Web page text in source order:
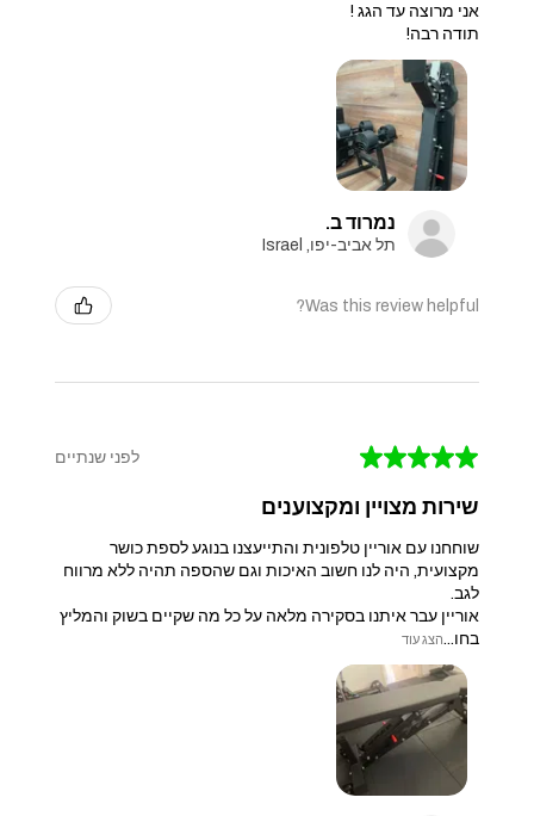
אני מרוצה עד הגג !
תודה רבה!
נמרוד ב.
תל אביב-יפו, Israel
Was this review helpful?
★
★
★
★
★ לפני שנתיים
שירות מצויין ומקצוענים
שוחחנו עם אוריין טלפונית והתייעצנו בנוגע לספת כושר
מקצועית, היה לנו חשוב האיכות וגם שהספה תהיה ללא מרווח
לגב.
אוריין עבר איתנו בסקירה מלאה על כל מה שקיים בשוק והמליץ
בחו...הצג עוד